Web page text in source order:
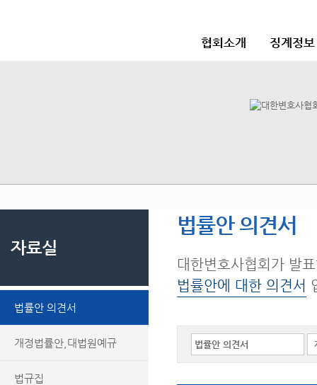
협회소개 징계정
자료실
법률안 의견서
개정법률안,대법원예규
법규집
법률안 의견서
대한변호사협회가 발
법률안에 대한 의견서